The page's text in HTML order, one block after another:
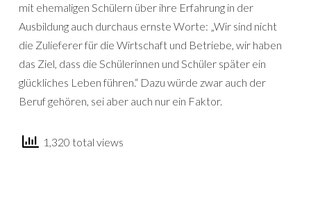
mit ehemaligen Schülern über ihre Erfahrung in der
Ausbildung auch durchaus ernste Worte: „Wir sind nicht
die Zulieferer für die Wirtschaft und Betriebe, wir haben
das Ziel, dass die Schülerinnen und Schüler später ein
glückliches Leben führen.“ Dazu würde zwar auch der
Beruf gehören, sei aber auch nur ein Faktor.
1,320 total views